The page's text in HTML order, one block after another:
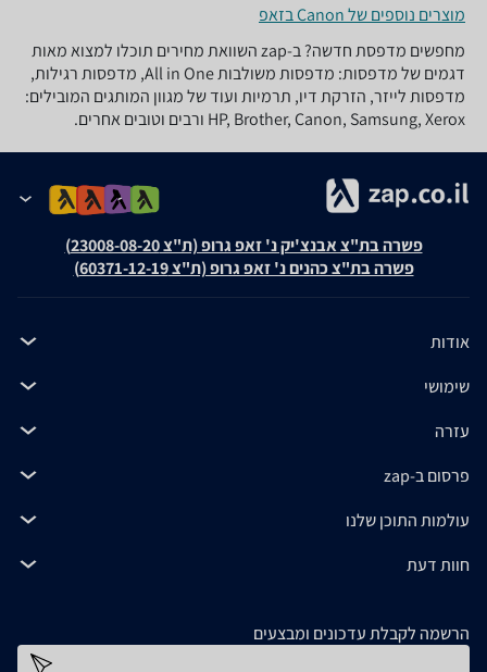
מוצרים נוספים של Canon בזאפ
מחפשים מדפסת חדשה? ב-zap השוואת מחירים תוכלו למצוא מאות
דגמים של מדפסות: מדפסות משולבות All in One, מדפסות רגילות,
מדפסות לייזר, הזרקת דיו, תרמיות ועוד של מגוון המותגים המובילים:
HP, Brother, Canon, Samsung, Xerox ורבים וטובים אחרים.
פשרה בת"צ אבנצ'יק נ' זאפ גרופ (ת"צ 23008-08-20)
פשרה בת"צ כהנים נ' זאפ גרופ (ת"צ 60371-12-19)
אודות
שימושי
עזרה
פרסום ב-zap
עולמות התוכן שלנו
חוות דעת
הרשמה לקבלת עדכונים ומבצעים